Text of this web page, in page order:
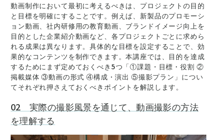
動画制作において最初に考えるべきは、プロジェクトの目的
と目標を明確にすることです。例えば、新製品のプロモーシ
ョン動画、社内研修用の教育動画、ブランドイメージ向上を
目的とした企業紹介動画など、各プロジェクトごとに求めら
れる成果は異なります。具体的な目標を設定することで、効
果的なコンテンツを制作できます。本講座では、目的を達成
するためにまず定めておくべき5つ「①課題・目標・役割 ②
掲載媒体 ③動画の形式 ④構成・演出 ⑤撮影プラン」につい
てそれぞれ押さえておくべきポイントを解説します。
02 実際の撮影風景を通じて、動画撮影の方法
を理解する